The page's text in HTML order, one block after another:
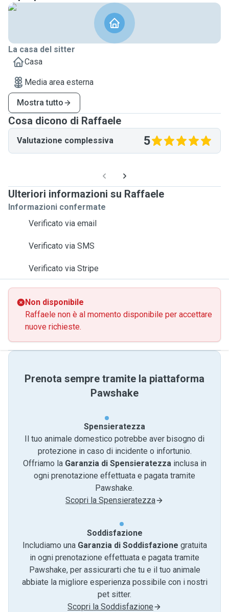
La casa del sitter
Casa
Media area esterna
Mostra tutto
Cosa dicono di Raffaele
Valutazione complessiva 5
Ulteriori informazioni su Raffaele
Informazioni confermate
Verificato via email
Verificato via SMS
Verificato via Stripe
Non disponibile
Raffaele non è al momento disponibile per accettare
nuove richieste.
Prenota sempre tramite la piattaforma
Pawshake
Spensieratezza
Il tuo animale domestico potrebbe aver bisogno di
protezione in caso di incidente o infortunio.
Offriamo la Garanzia di Spensieratezzainclusa in
ogni prenotazione effettuata e pagata tramite
Pawshake.
Scopri la Spensieratezza
Soddisfazione
Includiamo una Garanzia di Soddisfazione gratuita
in ogni prenotazione effettuata e pagata tramite
Pawshake, per assicurarti che tu e il tuo animale
abbiate la migliore esperienza possibile con i nostri
pet sitter.
Scopri la Soddisfazione